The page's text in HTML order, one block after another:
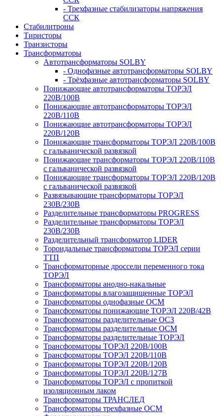
- Трехфазные стабилизаторы напряжения
ССК
Стабилитроны
Тиристоры
Транзисторы
Трансформаторы
Автотрансформаторы SOLBY
- Однофазные автотрансформаторы SOLBY
- Трёхфазные автотрансформаторы SOLBY
Понижающие автотрансформаторы ТОРЭЛ
220В/100В
Понижающие автотрансформаторы ТОРЭЛ
220В/110В
Понижающие автотрансформаторы ТОРЭЛ
220В/120В
Понижающие трансформаторы ТОРЭЛ 220В/100В
с гальванической развязкой
Понижающие трансформаторы ТОРЭЛ 220В/110В
с гальванической развязкой
Понижающие трансформаторы ТОРЭЛ 220В/120В
с гальванической развязкой
Развязывающие трансформаторы ТОРЭЛ
230В/230В
Разделительные трансформаторы PROGRESS
Разделительные трансформаторы ТОРЭЛ
230В/230В
Разделительный трансформатор LIDER
Тороидальные трансформаторы ТОРЭЛ серии
ТТП
Трансформаторные дроссели переменного тока
ТОРЭЛ
Трансформаторы анодно-накальные
Трансформаторы влагозащищенные ТОРЭЛ
Трансформаторы однофазные ОСМ
Трансформаторы понижающие ТОРЭЛ 220В/42В
Трансформаторы разделительные ОСЗ
Трансформаторы разделительные ОСМ
Трансформаторы разделительные ТОРЭЛ
Трансформаторы ТОРЭЛ 220В/100В
Трансформаторы ТОРЭЛ 220В/110В
Трансформаторы ТОРЭЛ 220В/120В
Трансформаторы ТОРЭЛ 220В/127В
Трансформаторы ТОРЭЛ с пропиткой
изоляционным лаком
Трансформаторы ТРАНСЛЕД
Трансформаторы трехфазные ОСМ